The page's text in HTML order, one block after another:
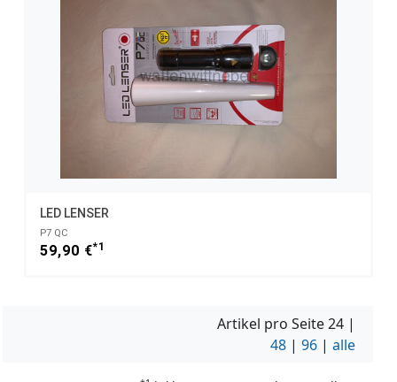
LED LENSER
P7 QC
59,90 €*1
Artikel pro Seite24 |
48 | 96 | alle